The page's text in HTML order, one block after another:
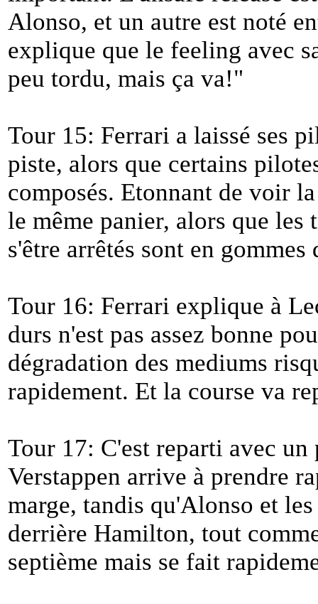
Alonso, et un autre est noté
explique que le feeling avec
peu tordu, mais ça va!"
Tour 15: Ferrari a laissé ses
piste, alors que certains
composés. Etonnant de voir
le même panier, alors que les
s'être arrêtés sont en gommes
Tour 16: Ferrari explique à
durs n'est pas assez bonne
dégradation des mediums
rapidement. Et la course va
Tour 17: C'est reparti avec
Verstappen arrive à prendre
marge, tandis qu'Alonso et
derrière Hamilton, tout
septième mais se fait